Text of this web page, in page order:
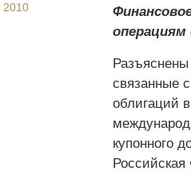
операциям
связанные
облигаций
купонного